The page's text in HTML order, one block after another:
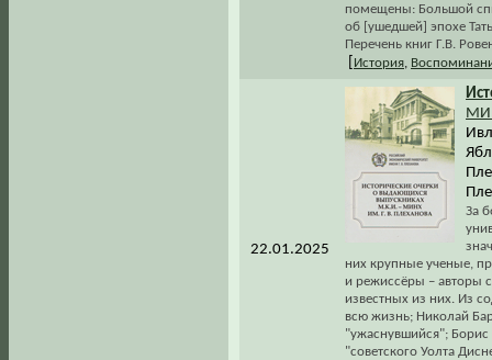
помещены: Большой
об [ушедшей] эпохе
Перечень книг Г.В.
История,
22.01.2025
За
них крупные ученые,
и режиссёры – авторы
известных из них. Из
всю жизнь; Николай
"ужаснувшийся"; Борис
"советского Уолта